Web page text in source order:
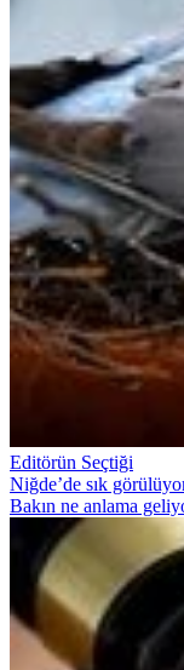
Editörün Seçtiği
Niğde’de sık
Bakın ne anlama